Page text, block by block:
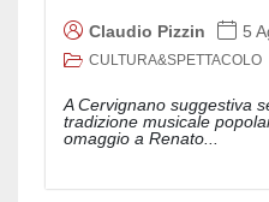
Claudio Pizzin 5
CULTURA&SPETTACOLO
A Cervignano suggestiva
tradizione musicale
omaggio a Renato...